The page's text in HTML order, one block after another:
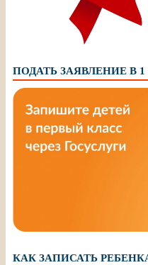
ПОДАТЬ ЗАЯВЛЕНИЕ В
КАК ЗАПИСАТЬ